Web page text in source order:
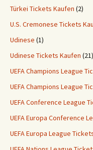
Türkei Tickets Kaufen (2)
U.S. Cremonese Tickets
Udinese (1)
Udinese Tickets Kaufen (21)
UEFA Champions League
UEFA Champions League
UEFA Conference League
UEFA Europa Conference
UEFA Europa League